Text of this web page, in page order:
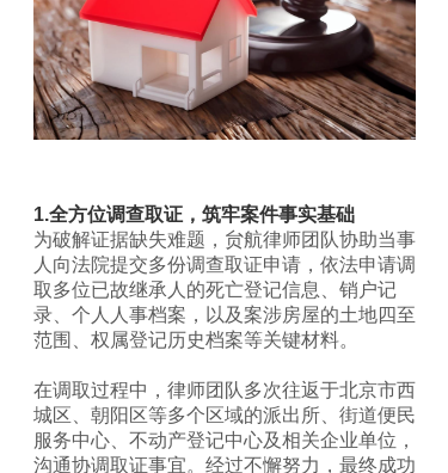
1.全方位调查取证，筑牢案件事实基础
为破解证据缺失难题，贠航律师团队协助当事
人向法院提交多份调查取证申请，依法申请调
取多位已故继承人的死亡登记信息、销户记
录、个人人事档案，以及案涉房屋的土地四至
范围、权属登记历史档案等关键材料。
在调取过程中，律师团队多次往返于北京市西
城区、朝阳区等多个区域的派出所、街道便民
服务中心、不动产登记中心及相关企业单位，
沟通协调取证事宜。经过不懈努力，最终成功